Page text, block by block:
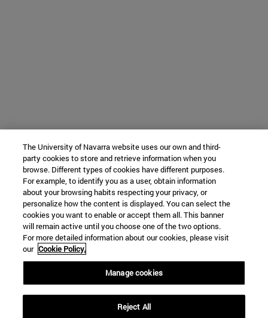
The University of Navarra website uses our own and third-
party cookies to store and retrieve information when you
browse. Different types of cookies have different purposes.
For example, to identify you as a user, obtain information
about your browsing habits respecting your privacy, or
personalize how the content is displayed. You can select the
cookies you want to enable or accept them all. This banner
will remain active until you choose one of the two options.
For more detailed information about our cookies, please visit
our Cookie Policy.
Manage cookies
Reject All